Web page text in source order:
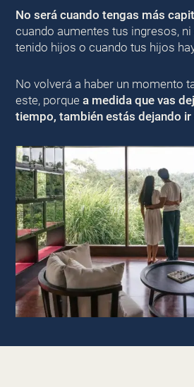
No será cuando tengas más
cuando aumentes tus ingresos,
tenido hijos o cuando tus hijos
No volverá a haber un momento
este, porque a medida que vas
tiempo, también estás dejando